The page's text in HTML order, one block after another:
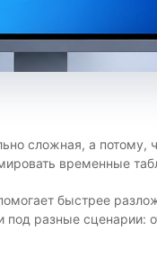
сложная, а
временные
быстрее
разные